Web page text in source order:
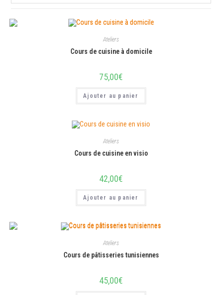
Ateliers
Cours de cuisine à domicile
75,00€
Ajouter au panier
Ateliers
Cours de cuisine en visio
42,00€
Ajouter au panier
Ateliers
Cours de pâtisseries tunisiennes
45,00€